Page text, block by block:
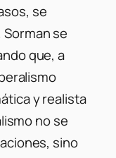
se
se
que, a
y realista
no se
sino